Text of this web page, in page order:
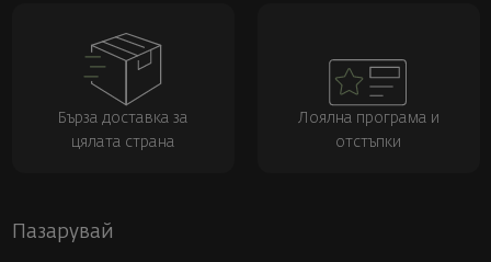
Бърза доставка за
цялата страна
Лоялна програма и
отстъпки
Пазарувай